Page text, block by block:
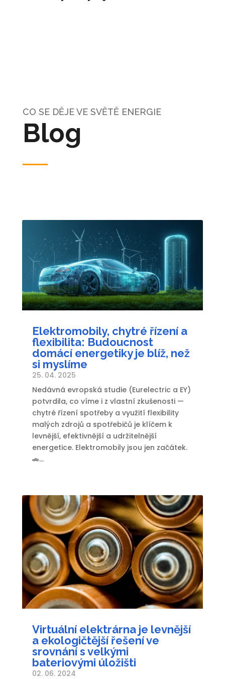
CO SE DĚJE VE SVĚTĚ ENERGIE
Blog
Elektromobily, chytré řízení a
flexibilita: Budoucnost
domácí energetiky je blíž, než
si myslíme
25. 04. 2025
Nedávná evropská studie (Eurelectric a EY)
potvrdila, co víme i z vlastní zkušenosti —
chytré řízení spotřeby a využití flexibility
malých zdrojů a spotřebičů je klíčem k
levnější, efektivnější a udržitelnější
energetice. Elektromobily jsou jen začátek.
🚗...
Virtuální elektrárna je levnější
a ekologičtější řešení ve
srovnání s velkými
bateriovými úložišti
02. 06. 2024